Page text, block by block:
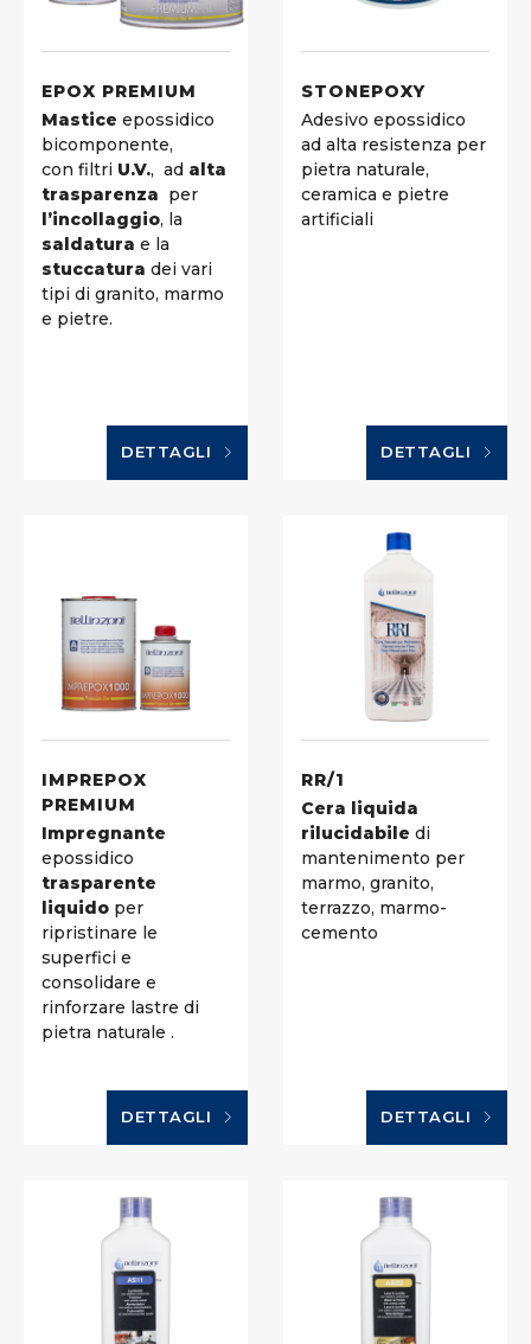
EPOX PREMIUM
Mastice epossidico
bicomponente,
con filtri U.V., ad alta
trasparenza per
l’incollaggio, la
saldatura e la
stuccatura dei vari
tipi di granito, marmo
e pietre.
DETTAGLI
STONEPOXY
Adesivo epossidico
ad alta resistenza per
pietra naturale,
ceramica e pietre
artificiali
DETTAGLI
IMPREPOX
PREMIUM
Impregnante
epossidico
trasparente
liquido per
ripristinare le
superfici e
consolidare e
rinforzare lastre di
pietra naturale .
DETTAGLI
RR/1
Cera liquida
rilucidabile di
mantenimento per
marmo, granito,
terrazzo, marmo-
cemento
DETTAGLI